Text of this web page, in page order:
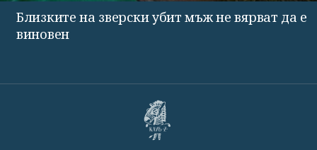
Близките на зверски убит мъж не вярват да е
виновен